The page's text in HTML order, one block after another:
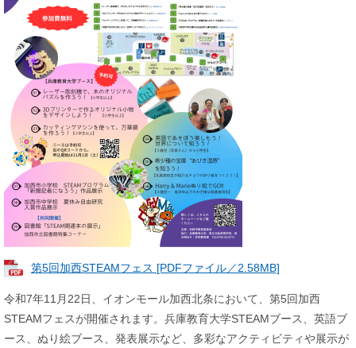
第5回加西STEAMフェス [PDFファイル／2.58MB]
令和7年11月22日、イオンモール加西北条において、第5回加西
STEAMフェスが開催されます。兵庫教育大学STEAMブース、英語ブ
ース、ぬり絵ブース、発表展示など、多彩なアクティビティや展示が